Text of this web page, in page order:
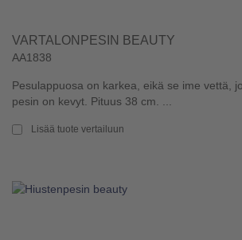
VARTALONPESIN BEAUTY
AA1838
Pesulappuosa on karkea, eikä se ime vettä,
pesin on kevyt. Pituus 38 cm. ...
Lisää tuote vertailuun